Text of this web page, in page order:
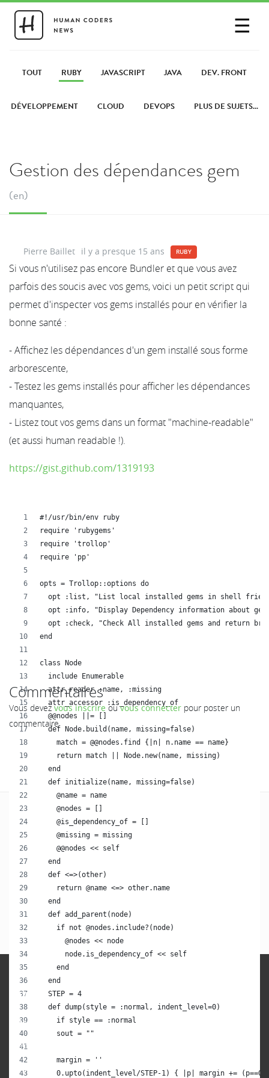
☰
PARTAGER UN LIEN
TOUT RUBY JAVASCRIPT JAVA DEV. FRONT
DÉVELOPPEMENT CLOUD DEVOPS PLUS DE SUJETS...
Gestion des dépendances gem
(en)
Pierre Baillet il y a presque 15 ans RUBY
Si vous n'utilisez pas encore Bundler et que vous avez
parfois des soucis avec vos gems, voici un petit script qui
permet d'inspecter vos gems installés pour en vérifier la
bonne santé :
- Affichez les dépendances d'un gem installé sous forme
arborescente,
- Testez les gems installés pour afficher les dépendances
manquantes,
- Listez tout vos gems dans un format "machine-readable"
(et aussi human readable !).
https://gist.github.com/1319193
#!/usr/bin/env ruby
require 'rubygems'
require 'trollop'
require 'pp'
opts = Trollop::options do
opt :list, "List local installed gems in shell
opt :info, "Display Dependency information about
opt :check, "Check All installed gems and return
end
class Node
  include Enumerable
  attr_reader :name, :missing
  attr_accessor :is_dependency_of
  @@nodes ||= []
  def Node.build(name, missing=false)
    match = @@nodes.find {|n| n.name == name}
    return match || Node.new(name, missing)
  end
  def initialize(name, missing=false)
    @name = name
    @nodes = []
    @is_dependency_of = []
    @missing = missing
    @@nodes << self
  end
  def <=>(other)
    return @name <=> other.name
  end
  def add_parent(node)
    if not @nodes.include?(node)
      @nodes << node
      node.is_dependency_of << self
    end
  end
  STEP = 4
  def dump(style = :normal, indent_level=0)
    if style == :normal
    sout = ""
    margin = ''
0.upto(indent_level/STEP-1) { |p| margin += (p==0
Commentaires
Vous devezvous inscrire ouvous connecter pour poster un
commentaire
DÉCOUVREZ NOS
FORMATIONS RUBY
FORMATIONS RUBY
NEWS
Outils
À propos
Mastodon